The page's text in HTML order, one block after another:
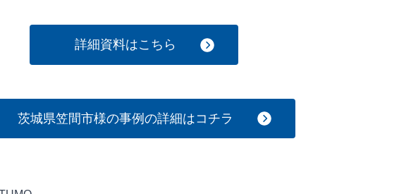
詳細資料はこちら
茨城県笠間市様の事例の詳細はコチラ